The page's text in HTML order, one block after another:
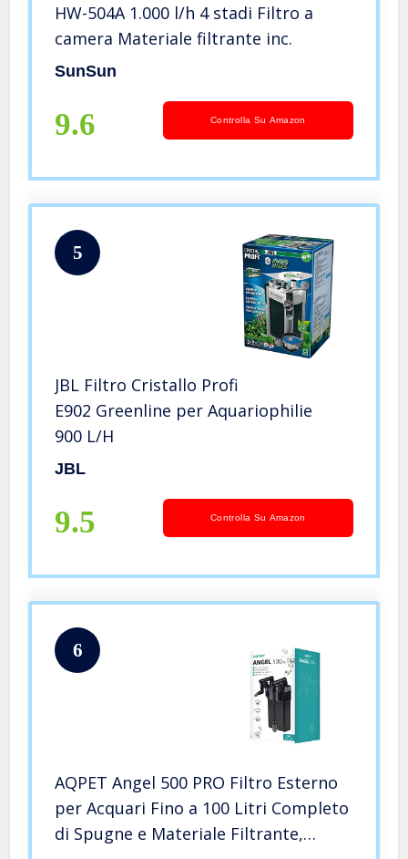
HW-504A 1.000 l/h 4 stadi Filtro a
camera Materiale filtrante inc.
SunSun
9.6 Controlla Su Amazon
5
JBL Filtro Cristallo Profi
E902 Greenline per Aquariophilie
900 L/H
JBL
9.5 Controlla Su Amazon
6
AQPET Angel 500 PRO Filtro Esterno
per Acquari Fino a 100 Litri Completo
di Spugne e Materiale Filtrante,